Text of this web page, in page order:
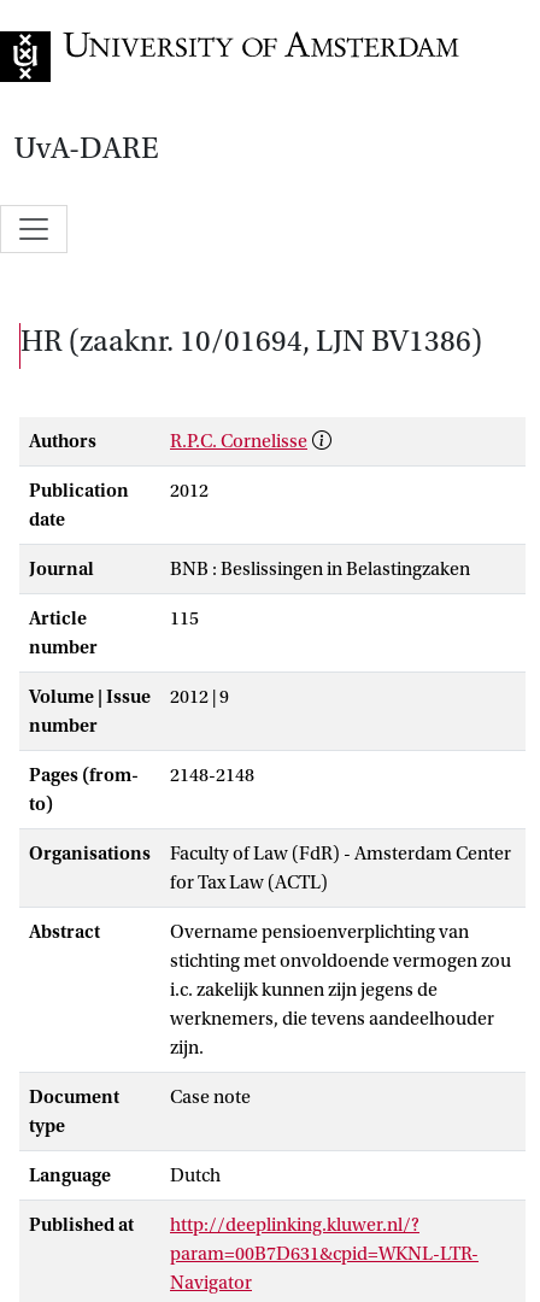
UvA-DARE
HR (zaaknr. 10/01694, LJN BV1386)
Authors R.P.C. Cornelisse
Publication
date
2012
Journal BNB : Beslissingen in Belastingzaken
Article
number
115
Volume | Issue
number
2012 | 9
Pages (from-
to)
2148-2148
Organisations
Faculty of Law (FdR) - Amsterdam Center
for Tax Law (ACTL)
Abstract
Overname pensioenverplichting van
stichting met onvoldoende vermogen zou
i.c. zakelijk kunnen zijn jegens de
werknemers, die tevens aandeelhouder
zijn.
Document
type
Case note
Language Dutch
Published at
http://deeplinking.kluwer.nl/?
param=00B7D631&cpid=WKNL-LTR-
Navigator